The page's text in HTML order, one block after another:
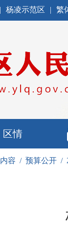
| 杨凌示范区 | 繁
区情
容 / 预算公开 /